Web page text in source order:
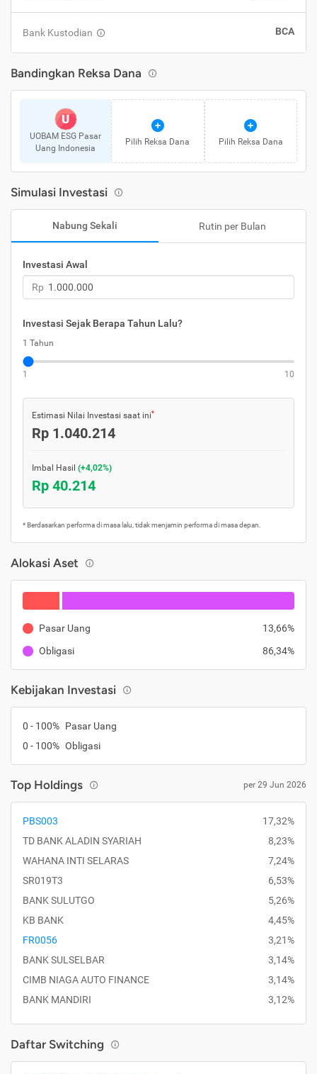
Bank Kustodian BCA
Bandingkan Reksa Dana
U
UOBAM ESG Pasar
Uang Indonesia
Pilih Reksa Dana Pilih Reksa Dana
Simulasi Investasi
Nabung Sekali Rutin per Bulan
Investasi Awal
Rp
Investasi Sejak Berapa Tahun Lalu?
1 Tahun
1 10
Estimasi Nilai Investasi saat ini*
Rp 1.040.214
Imbal Hasil (+4,02%)
Rp 40.214
* Berdasarkan performa di masa lalu, tidak menjamin performa di masa depan.
Alokasi Aset
Pasar Uang
13,66%
Obligasi
86,34%
Kebijakan Investasi
0 - 100% Pasar Uang
0 - 100% Obligasi
Top Holdings per 29 Jun 2026
PBS003
17,32%
TD BANK ALADIN SYARIAH
8,23%
WAHANA INTI SELARAS
7,24%
SR019T3
6,53%
BANK SULUTGO
5,26%
KB BANK
4,45%
FR0056
3,21%
BANK SULSELBAR
3,14%
CIMB NIAGA AUTO FINANCE
3,14%
BANK MANDIRI
3,12%
Daftar Switching